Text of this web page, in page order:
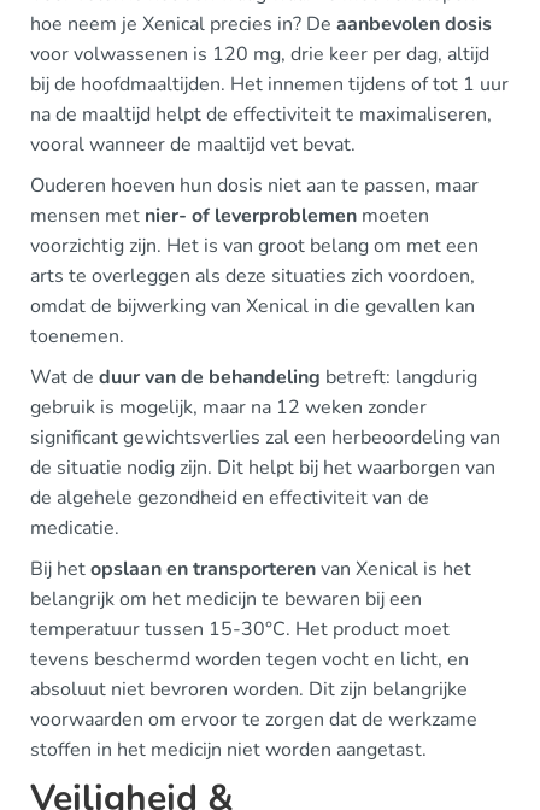
hoe neem je Xenical precies in? De aanbevolen dosis
voor volwassenen is 120 mg, drie keer per dag, altijd
bij de hoofdmaaltijden. Het innemen tijdens of tot 1 uur
na de maaltijd helpt de effectiviteit te maximaliseren,
vooral wanneer de maaltijd vet bevat.
Ouderen hoeven hun dosis niet aan te passen, maar
mensen met nier- of leverproblemen moeten
voorzichtig zijn. Het is van groot belang om met een
arts te overleggen als deze situaties zich voordoen,
omdat de bijwerking van Xenical in die gevallen kan
toenemen.
Wat de duur van de behandeling betreft: langdurig
gebruik is mogelijk, maar na 12 weken zonder
significant gewichtsverlies zal een herbeoordeling van
de situatie nodig zijn. Dit helpt bij het waarborgen van
de algehele gezondheid en effectiviteit van de
medicatie.
Bij hetopslaan en transporterenvan Xenical is het
belangrijk om het medicijn te bewaren bij een
temperatuur tussen 15-30°C. Het product moet
tevens beschermd worden tegen vocht en licht, en
absoluut niet bevroren worden. Dit zijn belangrijke
voorwaarden om ervoor te zorgen dat de werkzame
stoffen in het medicijn niet worden aangetast.
Veiligheid &